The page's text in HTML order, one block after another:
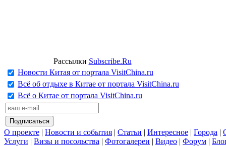
Рассылки Subscribe.Ru
Новости Китая от портала VisitChina.ru
Всё об отдыхе в Китае от портала VisitChina.ru
Всё о Китае от портала VisitChina.ru
О проекте | Новости и события | Статьи | Интересное | Города |
Услуги | Визы и посольства | Фотогалереи | Видео | Форум |